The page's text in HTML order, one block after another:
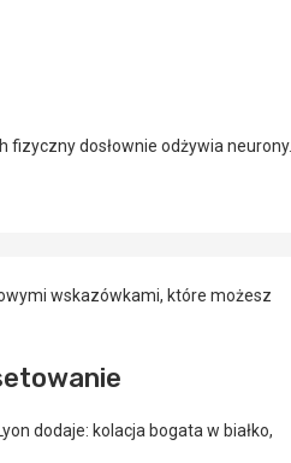
fizyczny dosłownie odżywia neurony.
wskazówkami, które możesz
dodaje: kolacja bogata w białko,